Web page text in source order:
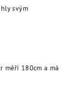
svým
měří 180cm a má